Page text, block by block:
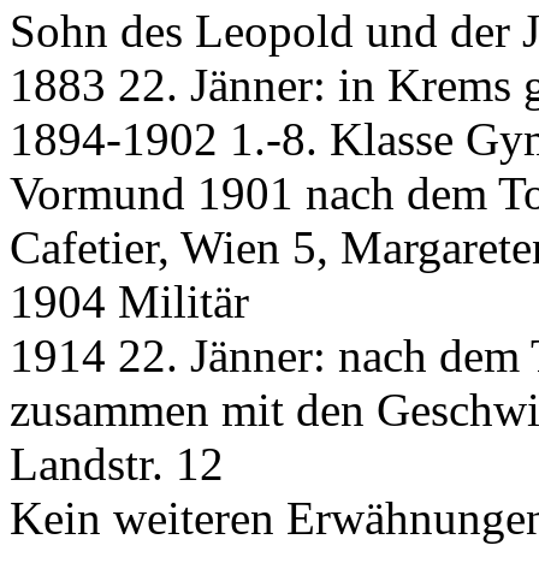
Sohn des Leopold und der
1883 22. Jänner: in Krems
1894-1902 1.-8. Klasse
Vormund 1901 nach dem
Cafetier, Wien 5,
1904 Militär
1914 22. Jänner: nach
zusammen mit den
Landstr. 12
Kein weiteren